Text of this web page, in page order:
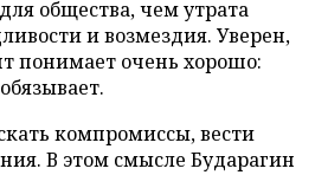
общества, чем утрата
и возмездия. Уверен,
понимает очень хорошо:
компромиссы, вести
В этом смысле Бударагин